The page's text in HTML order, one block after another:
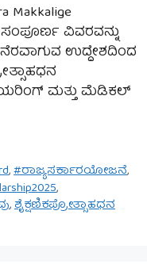
Makkalige
ಸಂಪೂರ್ಣ ವಿವರವನ್ನು
ಉದ್ದೇಶದಿಂದ
ಮತ್ತು ಮೆಡಿಕಲ್
,#ರಾಜ್ಯಸರ್ಕಾರಯೋಜನೆ,
,
,ಶೈಕ್ಷಣಿಕಪ್ರೋತ್ಸಾಹಧನ